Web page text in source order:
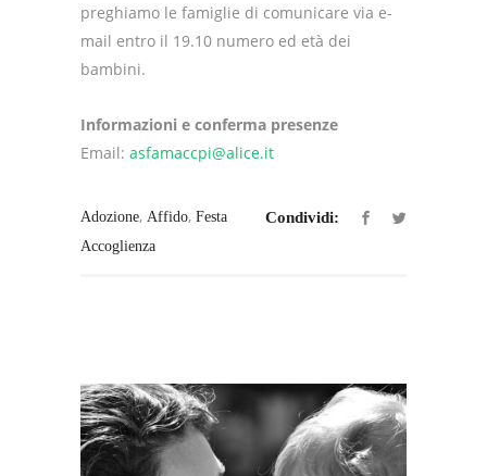
preghiamo le famiglie di comunicare via e-
mail entro il 19.10 numero ed età dei
bambini.
Informazioni e conferma presenze
Email: asfamaccpi@alice.it
Adozione, Affido, Festa
Accoglienza
Condividi: